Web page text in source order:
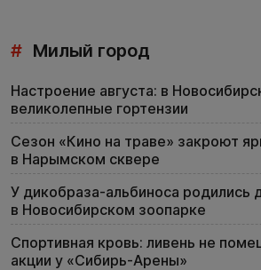
# Милый город
Настроение августа: в
великолепные гортензии
Сезон «Кино на траве» закроют
в Нарымском сквере
У дикобраза-альбиноса родились
в Новосибирском зоопарке
Спортивная кровь: ливень не
акции у «Сибирь-Арены»